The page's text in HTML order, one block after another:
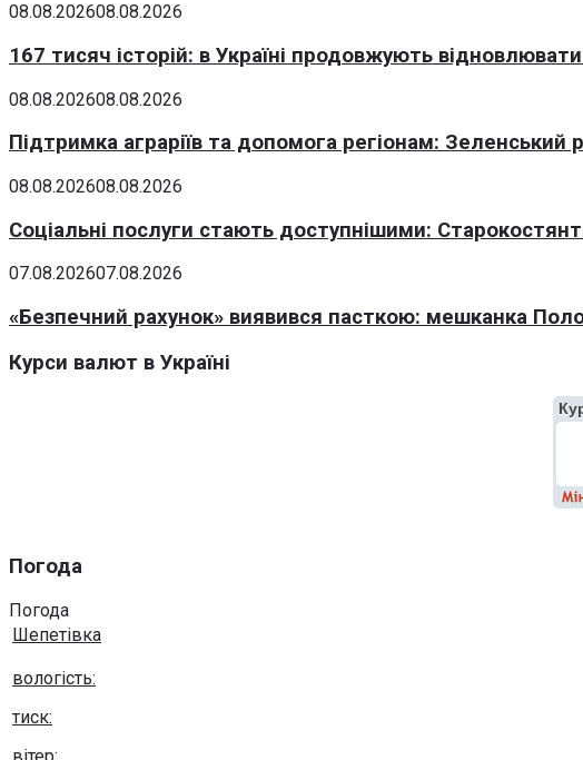
08.08.202608.08.2026
167 тисяч історій: в Україні продовжують
08.08.202608.08.2026
Підтримка аграріїв та допомога регіонам: Зеленський
08.08.202608.08.2026
Соціальні послуги стають доступнішими:
07.08.202607.08.2026
«Безпечний рахунок» виявився пасткою: мешканка
Курси валют в Україні
Погода
Погода
Шепетівка
вологість:
тиск: